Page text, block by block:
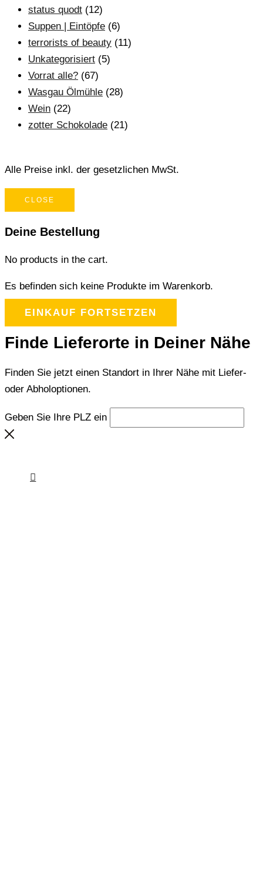
status quodt (12)
Suppen | Eintöpfe (6)
terrorists of beauty (11)
Unkategorisiert (5)
Vorrat alle? (67)
Wasgau Ölmühle (28)
Wein (22)
zotter Schokolade (21)
Alle Preise inkl. der gesetzlichen MwSt.
CLOSE
Deine Bestellung
No products in the cart.
Es befinden sich keine Produkte im Warenkorb.
EINKAUF FORTSETZEN
Finde Lieferorte in Deiner Nähe
Finden Sie jetzt einen Standort in Ihrer Nähe mit Liefer-
oder Abholoptionen.
Geben Sie Ihre PLZ ein